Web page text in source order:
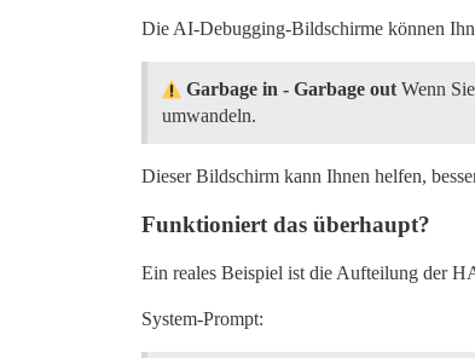
Die AI-Debugging-Bildschirme können
Garbage in - Garbage out Wenn
umwandeln.
Dieser Bildschirm kann Ihnen helfen,
Funktioniert das überhaupt?
Ein reales Beispiel ist die Aufteilung der
System-Prompt: